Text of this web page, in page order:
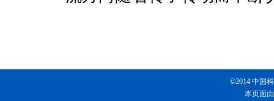
©2014 中国
本页面